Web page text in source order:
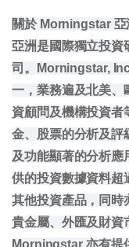
關於 Morningstar
亞洲是國際獨立投
司。Morningstar,
一，業務遍及北美、
資顧問及機構投資者
金、股票的分析及評
及功能顯著的分析
供的投資數據資料超
其他投資產品，同時
貴金屬、外匯及財資
Morningstar 亦有提